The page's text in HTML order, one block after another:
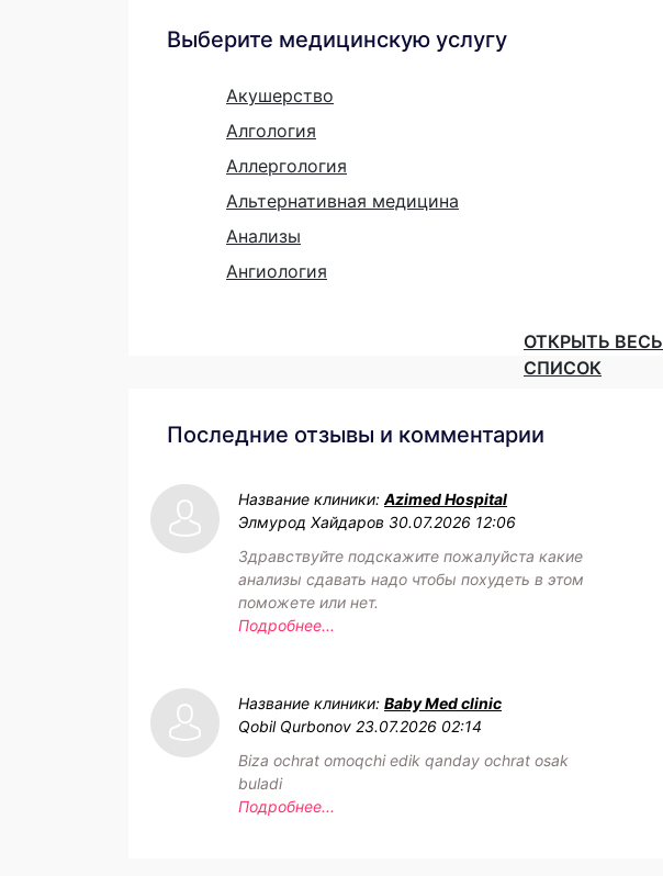
Выберите медицинскую услугу
Акушерство
Алгология
Аллергология
Альтернативная медицина
Анализы
Ангиология
ОТКРЫТЬ ВЕСЬ
СПИСОК
Последние отзывы и комментарии
Название клиники: Azimed Hospital
Элмурод Хайдаров 30.07.2026 12:06
Здравствуйте подскажите пожалуйста какие
анализы сдавать надо чтобы похудеть в этом
поможете или нет.
Подробнее...
Название клиники: Baby Med clinic
Qobil Qurbonov 23.07.2026 02:14
Biza ochrat omoqchi edik qanday ochrat osak
buladi
Подробнее...